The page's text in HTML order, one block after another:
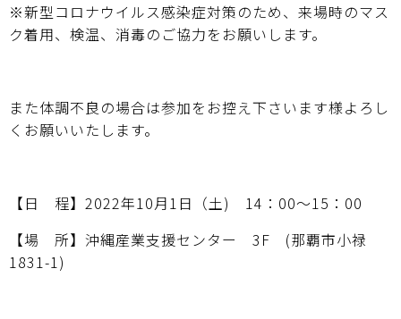
※新型コロナウイルス感染症対策のため、来場時のマス
ク着用、検温、消毒のご協力をお願いします。
また体調不良の場合は参加をお控え下さいます様よろし
くお願いいたします。
【日 程】2022年10月1日（土) 14：00～15：00
【場 所】沖縄産業支援センター 3F (那覇市小禄
1831-1)